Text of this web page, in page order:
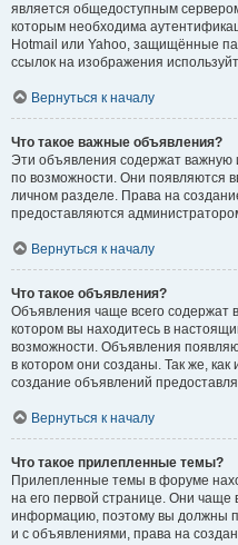
является общедоступным
которым необходима
Hotmail или Yahoo, защищённые
ссылок на изображения
Вернуться к началу
Что такое важные объявления?
Эти объявления содержат
по возможности. Они появляются
личном разделе. Права на
предоставляются
Вернуться к началу
Что такое объявления?
Объявления чаще всего
котором вы находитесь в
возможности. Объявления
в котором они созданы. Так же,
создание объявлений
Вернуться к началу
Что такое прилепленные темы?
Прилепленные темы в форуме
на его первой странице. Они чаще
информацию, поэтому вы должны
и с объявлениями, права на